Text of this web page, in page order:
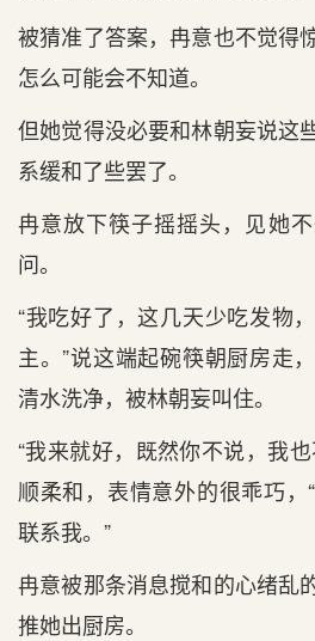
被猜准了答案，冉意也不觉得
怎么可能会不知道。
但她觉得没必要和林朝妄说这
系缓和了些罢了。
冉意放下筷子摇摇头，见她
问。
“我吃好了，这几天少吃发物
主。”说这端起碗筷朝厨房走
清水洗净，被林朝妄叫住。
“我来就好，既然你不说，我
顺柔和，表情意外的很乖巧
联系我。”
冉意被那条消息搅和的心绪乱
推她出厨房。